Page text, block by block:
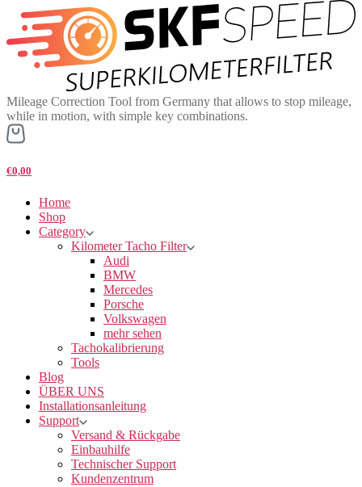
Mileage Correction Tool from Germany that allows to stop mileage,
while in motion, with simple key combinations.
€0,00
Home
Shop
Category
Kilometer Tacho Filter
Audi
BMW
Mercedes
Porsche
Volkswagen
mehr sehen
Tachokalibrierung
Tools
Blog
ÜBER UNS
Installationsanleitung
Support
Versand & Rückgabe
Einbauhilfe
Technischer Support
Kundenzentrum